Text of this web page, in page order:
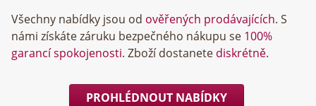
Všechny nabídky jsou od ověřených prodávajících. S
námi získáte záruku bezpečného nákupu se 100%
garancí spokojenosti. Zboží dostanete diskrétně.
PROHLÉDNOUT NABÍDKY